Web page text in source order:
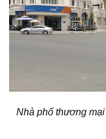
Nhà phố thương mại